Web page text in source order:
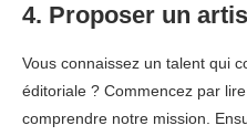
4. Proposer un
Vous connaissez un talent qui
éditoriale ? Commencez par
comprendre notre mission.